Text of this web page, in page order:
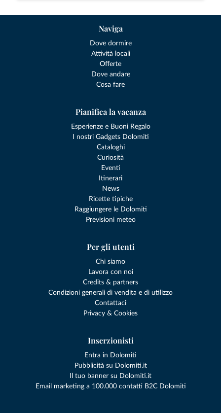
Naviga
Dove dormire
Attività locali
Offerte
Dove andare
Cosa fare
Pianifica la vacanza
Esperienze e Buoni Regalo
I nostri Gadgets Dolomiti
Cataloghi
Curiosità
Eventi
Itinerari
News
Ricette tipiche
Raggiungere le Dolomiti
Previsioni meteo
Per gli utenti
Chi siamo
Lavora con noi
Credits & partners
Condizioni generali di vendita e di utilizzo
Contattaci
Privacy & Cookies
Inserzionisti
Entra in Dolomiti
Pubblicità su Dolomiti.it
Il tuo banner su Dolomiti.it
Email marketing a 100.000 contatti B2C Dolomiti